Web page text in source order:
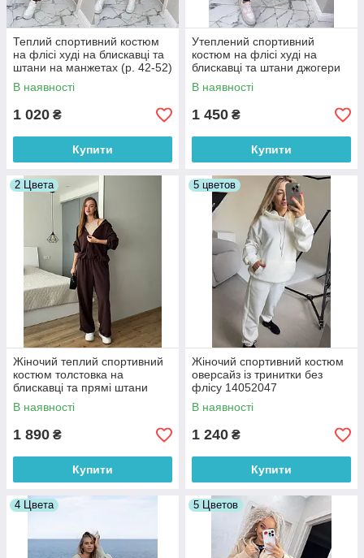
Теплий спортивний костюм
на флісі худі на блискавці та
штани на манжетах (р. 42-52)
7052059
В наявності
1 020 ₴
Купити
Утеплений спортивний
костюм на флісі худі на
блискавці та штани джогери
(р. 42-52) 7052060
В наявності
1 450 ₴
Купити
2 Цвета
Жіночий теплий спортивний
костюм толстовка на
блискавці та прямі штани
оверсайз (р. 42-48) 63052062
В наявності
1 890 ₴
Купити
5 цветов
Жіночий спортивний костюм
оверсайз із тринитки без
флісу 14052047
В наявності
1 240 ₴
Купити
4 Цвета 5 Цветов